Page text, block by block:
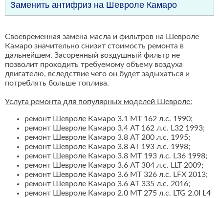
Заменить антифриз на Шевроле Камаро
Своевременная замена масла и фильтров на Шевроле
Камаро значительно снизит стоимость ремонта в
дальнейшем. Засоренный воздушный фильтр не
позволит проходить требуемому объему воздуха
двигателю, вследствие чего он будет задыхаться и
потреблять больше топлива.
Услуга ремонта для популярных моделей Шевроле:
ремонт Шевроле Камаро 3.1 MT 162 л.с. 1990;
ремонт Шевроле Камаро 3.4 AT 162 л.с. L32 1993;
ремонт Шевроле Камаро 3.8 AT 200 л.с. 1995;
ремонт Шевроле Камаро 3.8 AT 193 л.с. 1998;
ремонт Шевроле Камаро 3.8 MT 193 л.с. L36 1998;
ремонт Шевроле Камаро 3.6 AT 304 л.с. LLT 2009;
ремонт Шевроле Камаро 3.6 MT 326 л.с. LFX 2013;
ремонт Шевроле Камаро 3.6 AT 335 л.с. 2016;
ремонт Шевроле Камаро 2.0 MT 275 л.с. LTG 2.0I L4